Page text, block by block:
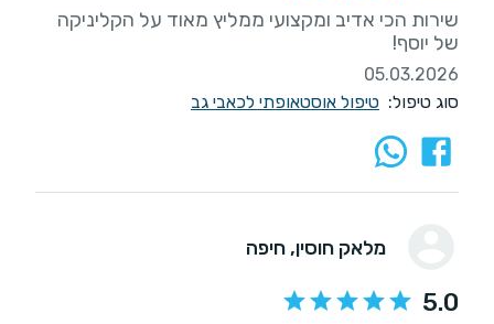
שירות הכי אדיב ומקצועי ממליץ מאוד על הקליניקה
של יוסף!
05.03.2026
סוג טיפול: טיפול אוסטאופתי לכאבי גב
מלאק חוסין, חיפה
5.0